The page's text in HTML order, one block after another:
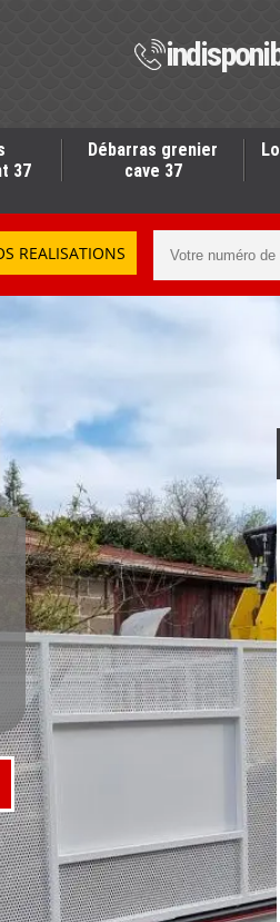
37
Débarras grenier
cave 37
REALISATIONS